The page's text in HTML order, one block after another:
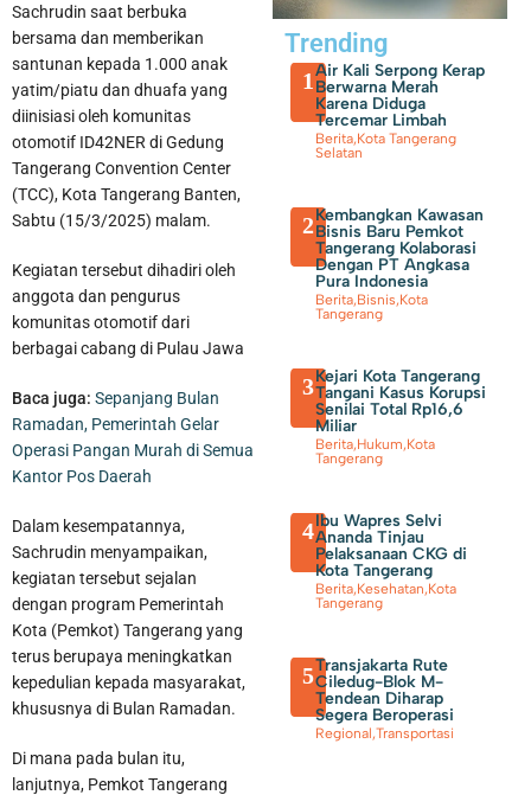
Wabup Tangerang Ingatkan Mahasiswa Tidak Hanya Unggul
Akademik, Tetapi Juga Beretika dan Sadar Hukum
Sachrudin saat berbuka
bersama dan memberikan
santunan kepada 1.000 anak
yatim/piatu dan dhuafa yang
diinisiasi oleh komunitas
otomotif ID42NER di Gedung
Tangerang Convention Center
(TCC), Kota Tangerang Banten,
Sabtu (15/3/2025) malam.
Kegiatan tersebut dihadiri oleh
anggota dan pengurus
komunitas otomotif dari
berbagai cabang di Pulau Jawa
Baca juga: Sepanjang Bulan
Ramadan, Pemerintah Gelar
Operasi Pangan Murah di Semua
Kantor Pos Daerah
Dalam kesempatannya,
Sachrudin menyampaikan,
kegiatan tersebut sejalan
dengan program Pemerintah
Kota (Pemkot) Tangerang yang
terus berupaya meningkatkan
kepedulian kepada masyarakat,
khususnya di Bulan Ramadan.
Di mana pada bulan itu,
lanjutnya, Pemkot Tangerang
Trending
1 Air Kali Serpong Kerap
Berwarna Merah
Karena Diduga
Tercemar Limbah
Berita,Kota Tangerang
Selatan
2Kembangkan Kawasan
Bisnis Baru Pemkot
Tangerang Kolaborasi
Dengan PT Angkasa
Pura Indonesia
Berita,Bisnis,Kota
Tangerang
3Kejari Kota Tangerang
Tangani Kasus Korupsi
Senilai Total Rp16,6
Miliar
Berita,Hukum,Kota
Tangerang
4Ibu Wapres Selvi
Ananda Tinjau
Pelaksanaan CKG di
Kota Tangerang
Berita,Kesehatan,Kota
Tangerang
5Transjakarta Rute
Ciledug-Blok M-
Tendean Diharap
Segera Beroperasi
Regional,Transportasi